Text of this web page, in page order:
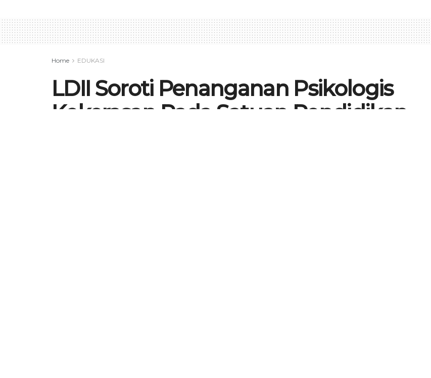
Home EDUKASI
LDII Soroti Penanganan Psikologis
Kekerasan Pada Satuan Pendidikan